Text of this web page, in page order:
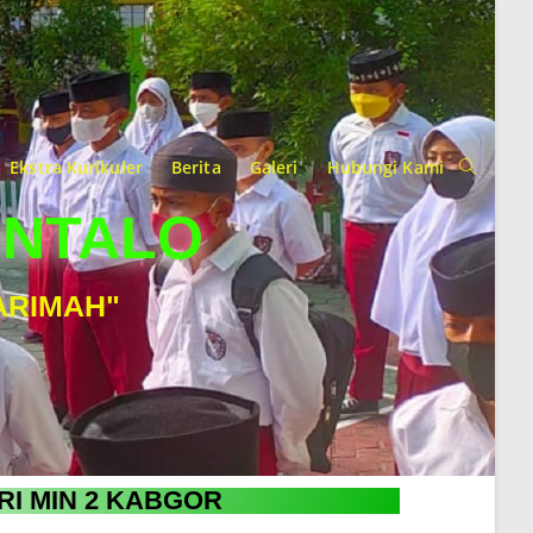
Ekstra Kurikuler Berita Galeri Hubungi Kami
MIN 2 KABGOR